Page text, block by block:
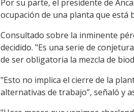
Por su parte, el presidente de
ocupación de una planta que está
Consultado sobre la inminente
decidido. "Es una serie de
de ser obligatoria la mezcla de
"Esto no implica el cierre de la
alternativas de trabajo”, señaló y